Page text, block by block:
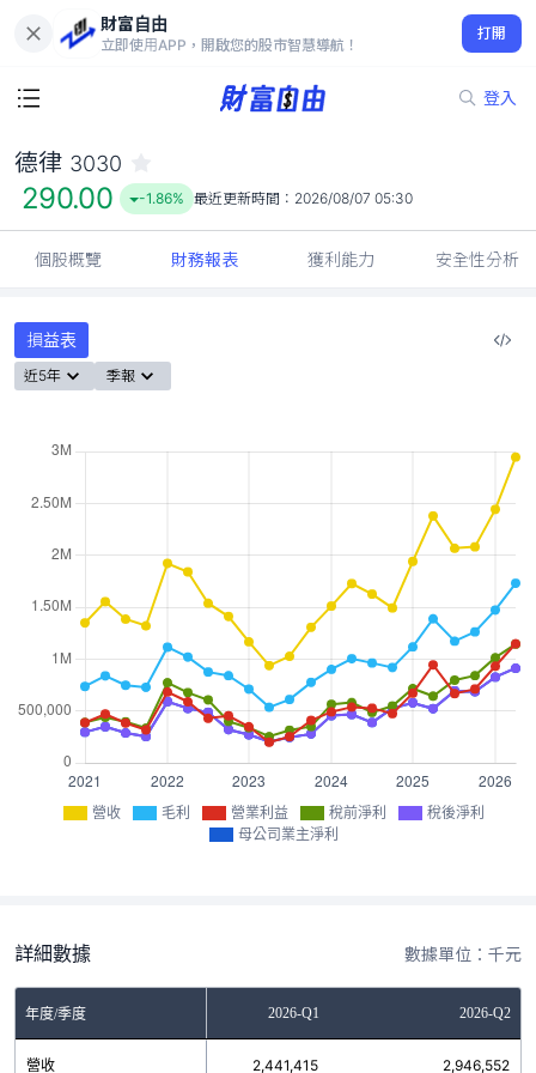
財富自由
立即使用APP，開啟您的股市智慧導航！
打開
登入
290.00
-1.86%
德律 3030
290.00 -1.86% 最近更新時間： 2026/08/07 05:30
個股概覽 財務報表 獲利能力 安全性分析
損益表
近5年 季報
營收 毛利 營業利益 稅前淨利
稅後淨利
母公司業主淨利
詳細數據 數據單位：千元
年度/季度2025-Q4 2026-Q1 2026-Q2
營收 2,441,415 2,946,552